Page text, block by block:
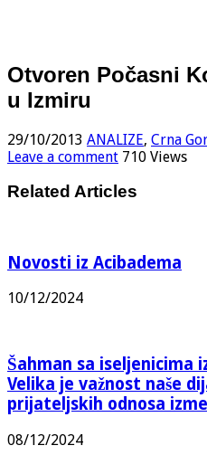
Otvoren Počasni
u Izmiru
29/10/2013 ANALIZE, Crna
Leave a comment 710 Views
Related Articles
Novosti iz Acibadema
10/12/2024
Šahman sa iseljenicima
Velika je važnost naše
prijateljskih odnosa
08/12/2024